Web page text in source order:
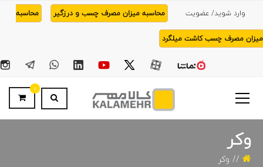
وارد شوید/ عضویت محاسبه میزان مصرف چسب و درزگیر محاسبه
میزان مصرف چسب کاشت میلگرد
0
وکر
وکر